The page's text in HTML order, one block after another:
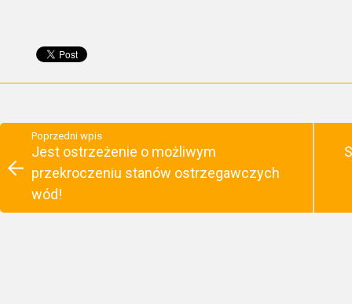
Poprzedni wpis
Jest ostrzeżenie o możliwym
przekroczeniu stanów ostrzegawczych
wód!